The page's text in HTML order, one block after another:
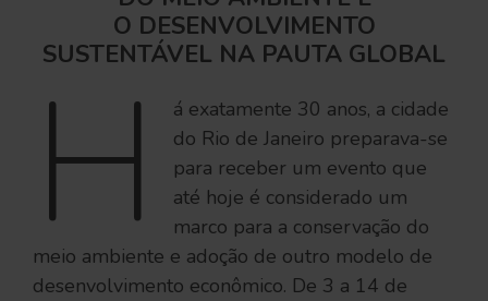
O DESENVOLVIMENTO
SUSTENTÁVEL NA PAUTA GLOBAL
H
á exatamente 30 anos, a cidade
do Rio de Janeiro preparava-se
para receber um evento que
até hoje é considerado um
marco para a conservação do
meio ambiente e adoção de outro modelo de
desenvolvimento econômico. De 3 a 14 de